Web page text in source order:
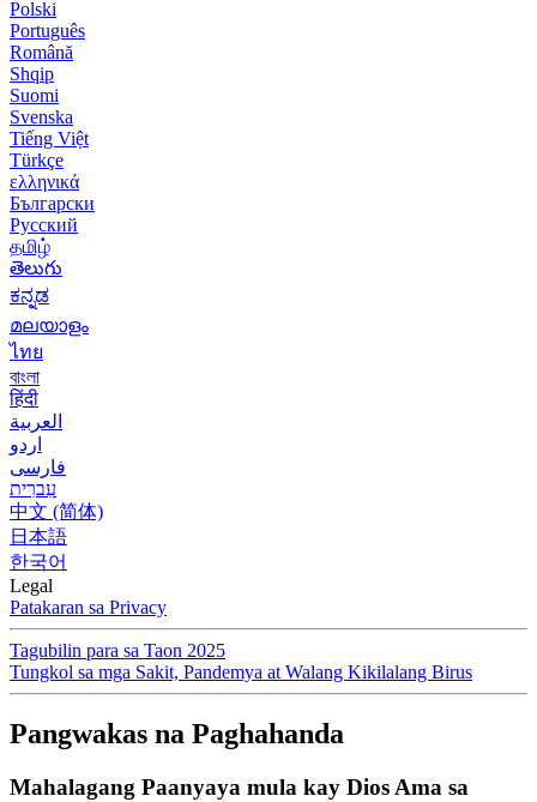
Polski
Português
Română
Shqip
Suomi
Svenska
Tiếng Việt
Türkçe
ελληνικά
Български
Русский
தமிழ்
తెలుగు
ಕನ್ನಡ
മലയാളം
ไทย
বাংলা
हिंदी
العربية
اردو
فارسی
עִברִית
中文 (简体)
日本語
한국어
Legal
Patakaran sa Privacy
Tagubilin para sa Taon 2025
Tungkol sa mga Sakit, Pandemya at Walang Kikilalang Birus
Pangwakas na Paghahanda
Mahalagang Paanyaya mula kay Dios Ama sa